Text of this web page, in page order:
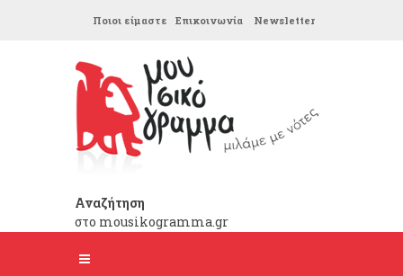
Ποιοι είμαστε Επικοινωνία Newsletter
Αναζήτηση
στο mousikogramma.gr